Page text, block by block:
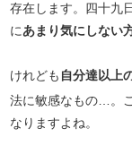
存在します。四十九
にあまり気にしない
けれども 自分達以上
法に敏感なもの…。
なりますよね。